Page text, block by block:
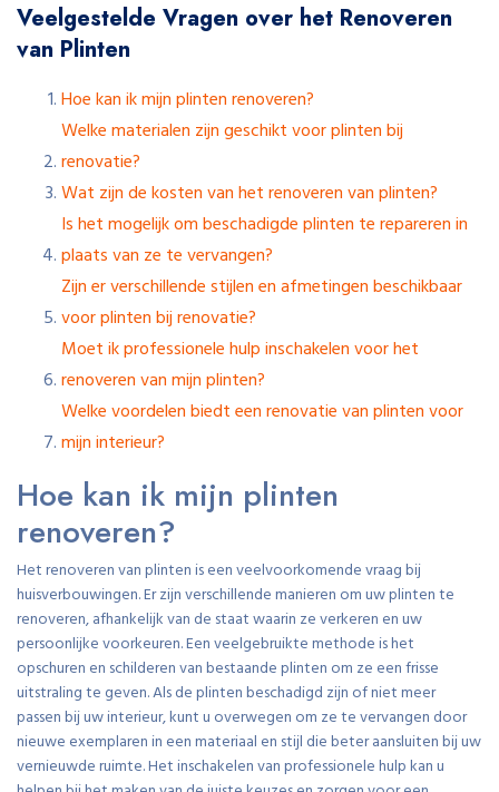
Veelgestelde Vragen over het Renoveren
van Plinten
Hoe kan ik mijn plinten renoveren?
Welke materialen zijn geschikt voor plinten bij
renovatie?
Wat zijn de kosten van het renoveren van plinten?
Is het mogelijk om beschadigde plinten te repareren in
plaats van ze te vervangen?
Zijn er verschillende stijlen en afmetingen beschikbaar
voor plinten bij renovatie?
Moet ik professionele hulp inschakelen voor het
renoveren van mijn plinten?
Welke voordelen biedt een renovatie van plinten voor
mijn interieur?
Hoe kan ik mijn plinten
renoveren?
Het renoveren van plinten is een veelvoorkomende vraag bij
huisverbouwingen. Er zijn verschillende manieren om uw plinten te
renoveren, afhankelijk van de staat waarin ze verkeren en uw
persoonlijke voorkeuren. Een veelgebruikte methode is het
opschuren en schilderen van bestaande plinten om ze een frisse
uitstraling te geven. Als de plinten beschadigd zijn of niet meer
passen bij uw interieur, kunt u overwegen om ze te vervangen door
nieuwe exemplaren in een materiaal en stijl die beter aansluiten bij uw
vernieuwde ruimte. Het inschakelen van professionele hulp kan u